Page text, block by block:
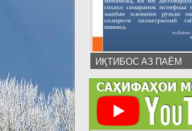
ИҚТИБОС АЗ ПАЁМ